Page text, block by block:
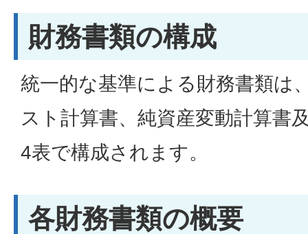
財務書類の構成
統一的な基準による財務書類は
スト計算書、純資産変動計算書
4表で構成されます。
各財務書類の概要